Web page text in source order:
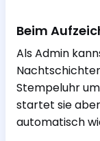
Beim
Als Admin
Stempeluhr
startet sie
automatisch